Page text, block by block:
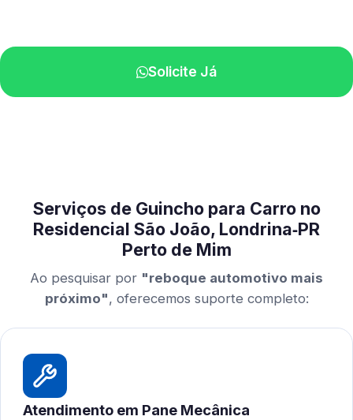
Solicite Já
Serviços de Guincho para Carro no
Residencial São João, Londrina‑PR
Perto de Mim
Ao pesquisar por "reboque automotivo mais
próximo", oferecemos suporte completo:
Atendimento em Pane Mecânica